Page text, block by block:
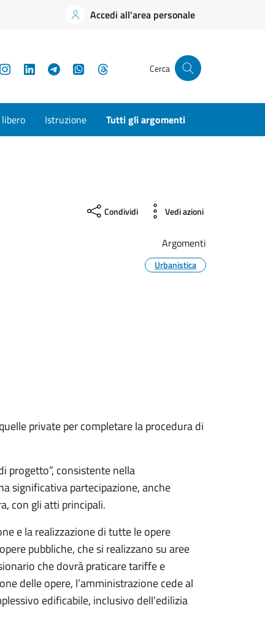
Accedi all'area personale
InstagramLinkedInTelegramWhatsApp Cerca
libero Istruzione Tutti gli argomenti
Condividi Vedi azioni
Argomenti
Urbanistica
private per completare la procedura di
progetto”, consistente nella
significativa partecipazione, anche
con gli atti principali.
e la realizzazione di tutte le opere
pubbliche, che si realizzano su aree
che dovrà praticare tariffe e
delle opere, l’amministrazione cede al
edificabile, inclusivo dell’edilizia